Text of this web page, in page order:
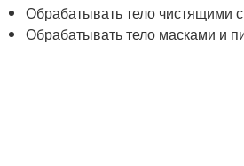
Обрабатывать тело чистящими
Обрабатывать тело масками и